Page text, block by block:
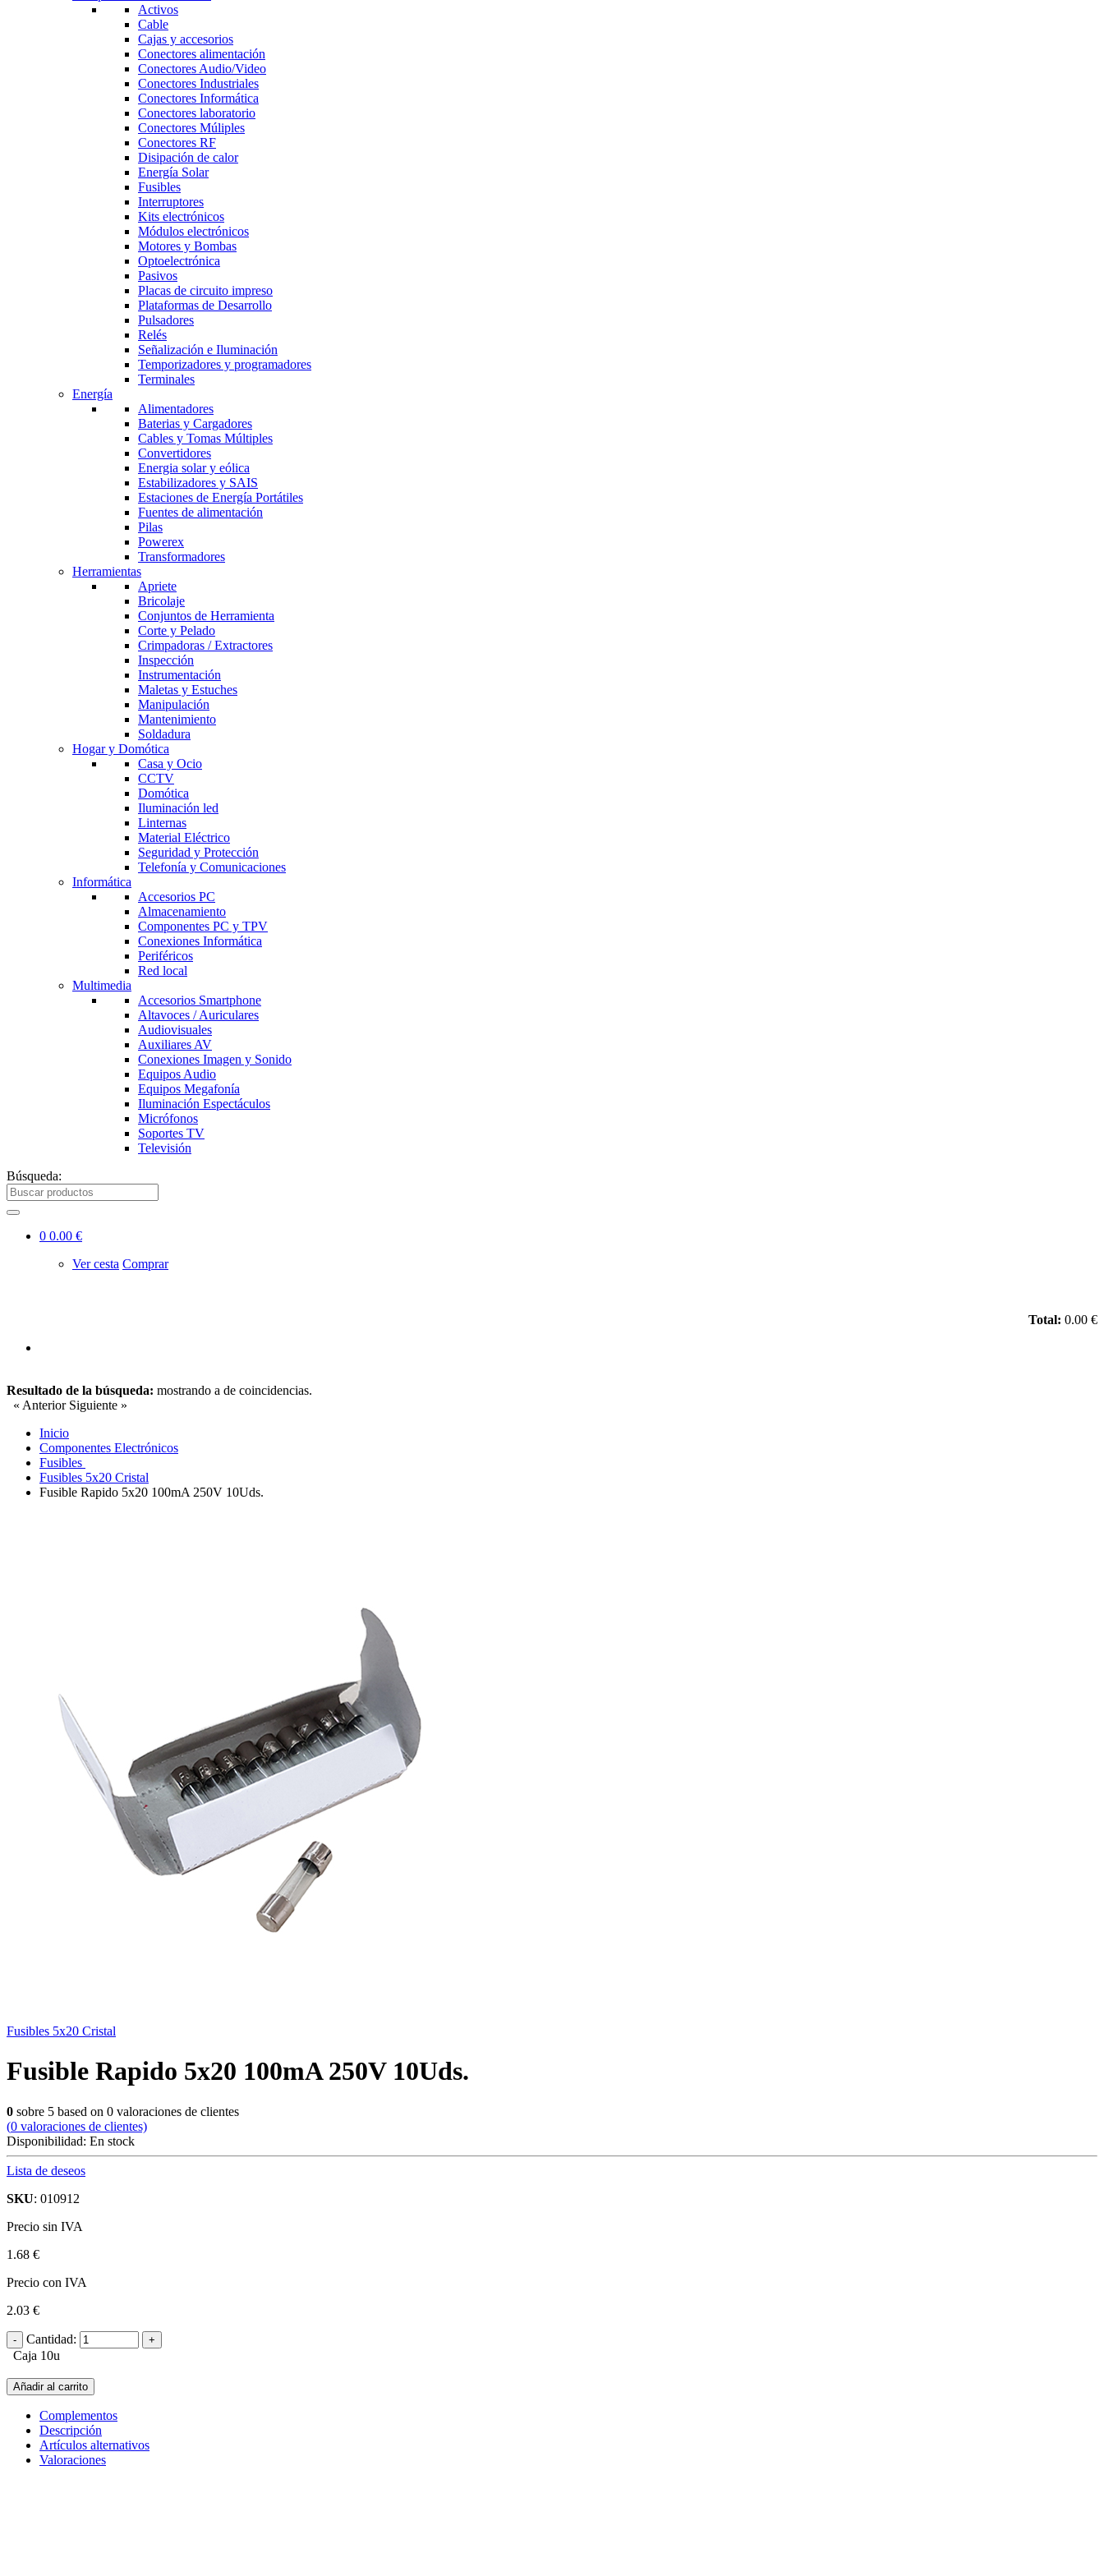
Activos
Cable
Cajas y accesorios
Conectores alimentación
Conectores Audio/Video
Conectores Industriales
Conectores Informática
Conectores laboratorio
Conectores Múliples
Conectores RF
Disipación de calor
Energía Solar
Fusibles
Interruptores
Kits electrónicos
Módulos electrónicos
Motores y Bombas
Optoelectrónica
Pasivos
Placas de circuito impreso
Plataformas de Desarrollo
Pulsadores
Relés
Señalización e Iluminación
Temporizadores y programadores
Terminales
Energía
Alimentadores
Baterias y Cargadores
Cables y Tomas Múltiples
Convertidores
Energia solar y eólica
Estabilizadores y SAIS
Estaciones de Energía Portátiles
Fuentes de alimentación
Pilas
Powerex
Transformadores
Herramientas
Apriete
Bricolaje
Conjuntos de Herramienta
Corte y Pelado
Crimpadoras / Extractores
Inspección
Instrumentación
Maletas y Estuches
Manipulación
Mantenimiento
Soldadura
Hogar y Domótica
Casa y Ocio
CCTV
Domótica
Iluminación led
Linternas
Material Eléctrico
Seguridad y Protección
Telefonía y Comunicaciones
Informática
Accesorios PC
Almacenamiento
Componentes PC y TPV
Conexiones Informática
Periféricos
Red local
Multimedia
Accesorios Smartphone
Altavoces / Auriculares
Audiovisuales
Auxiliares AV
Conexiones Imagen y Sonido
Equipos Audio
Equipos Megafonía
Iluminación Espectáculos
Micrófonos
Soportes TV
Televisión
Búsqueda:
0 0.00 €
Ver cesta Comprar
Total: 0.00 €
Resultado de la búsqueda: mostrando a de coincidencias.
« Anterior Siguiente »
Inicio
Componentes Electrónicos
Fusibles
Fusibles 5x20 Cristal
Fusible Rapido 5x20 100mA 250V 10Uds.
Fusibles 5x20 Cristal
Fusible Rapido 5x20 100mA 250V 10Uds.
0 sobre 5 based on 0 valoraciones de clientes
(0 valoraciones de clientes)
Disponibilidad: En stock
Lista de deseos
SKU: 010912
Precio sin IVA
1.68 €
Precio con IVA
2.03 €
Cantidad:
Caja 10u
Añadir al carrito
Complementos
Descripción
Artículos alternativos
Valoraciones